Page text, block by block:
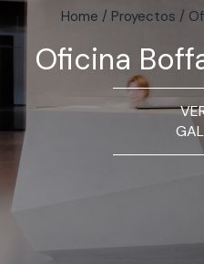
Home / Proyectos /
Oficina